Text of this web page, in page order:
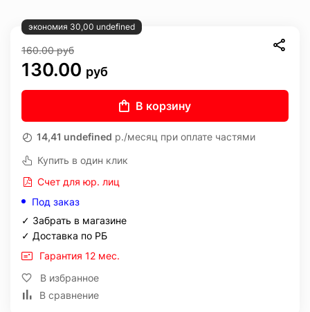
экономия 30,00 undefined
160.00руб
130.00 руб
В корзину
14,41 undefined р./месяц при оплате частями
Купить в один клик
Счет для юр. лиц
Под заказ
✓ Забрать в магазине
✓ Доставка по РБ
Гарантия 12 мес.
В избранное
В сравнение